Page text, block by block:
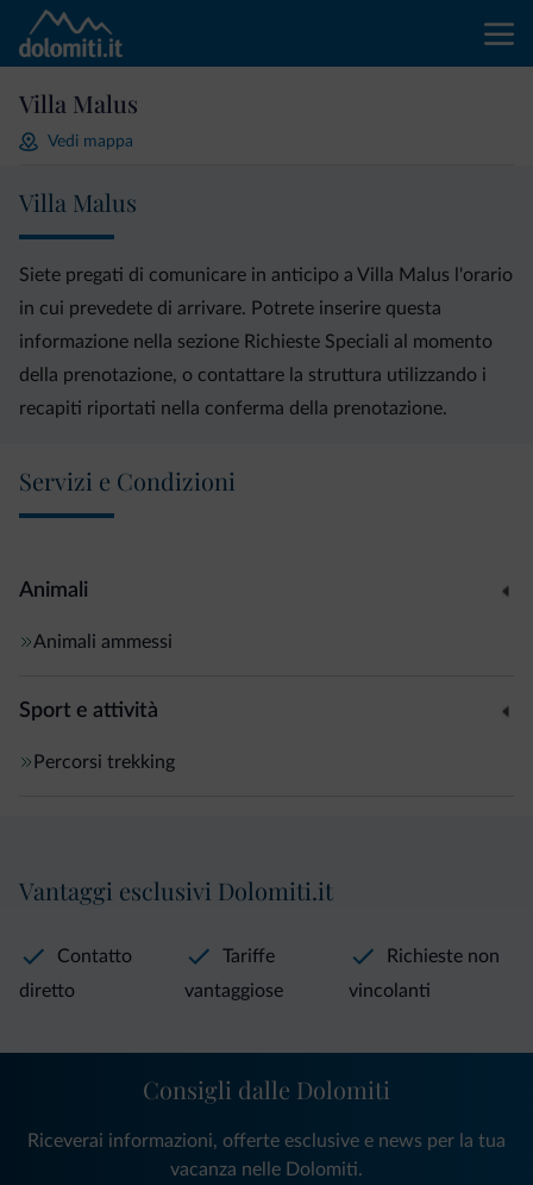
Villa Malus
Vedi mappa
Villa Malus
Siete pregati di comunicare in anticipo a Villa Malus l'orario
in cui prevedete di arrivare. Potrete inserire questa
informazione nella sezione Richieste Speciali al momento
della prenotazione, o contattare la struttura utilizzando i
recapiti riportati nella conferma della prenotazione.
Servizi e Condizioni
Animali
Animali ammessi
Sport e attività
Percorsi trekking
Vantaggi esclusivi Dolomiti.it
Contatto
diretto
Tariffe
vantaggiose
Richieste non
vincolanti
Consigli dalle Dolomiti
Riceverai informazioni, offerte esclusive e news per la tua
vacanza nelle Dolomiti.